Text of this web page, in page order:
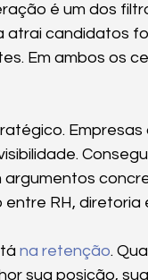
é um dos
atrai candidatos
Em ambos os
entre RH,
na retenção.
sua posição,